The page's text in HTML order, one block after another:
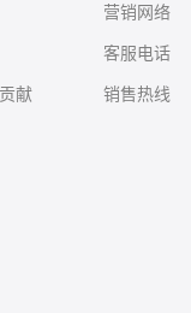
献
营销网络
客服电话
销售热线